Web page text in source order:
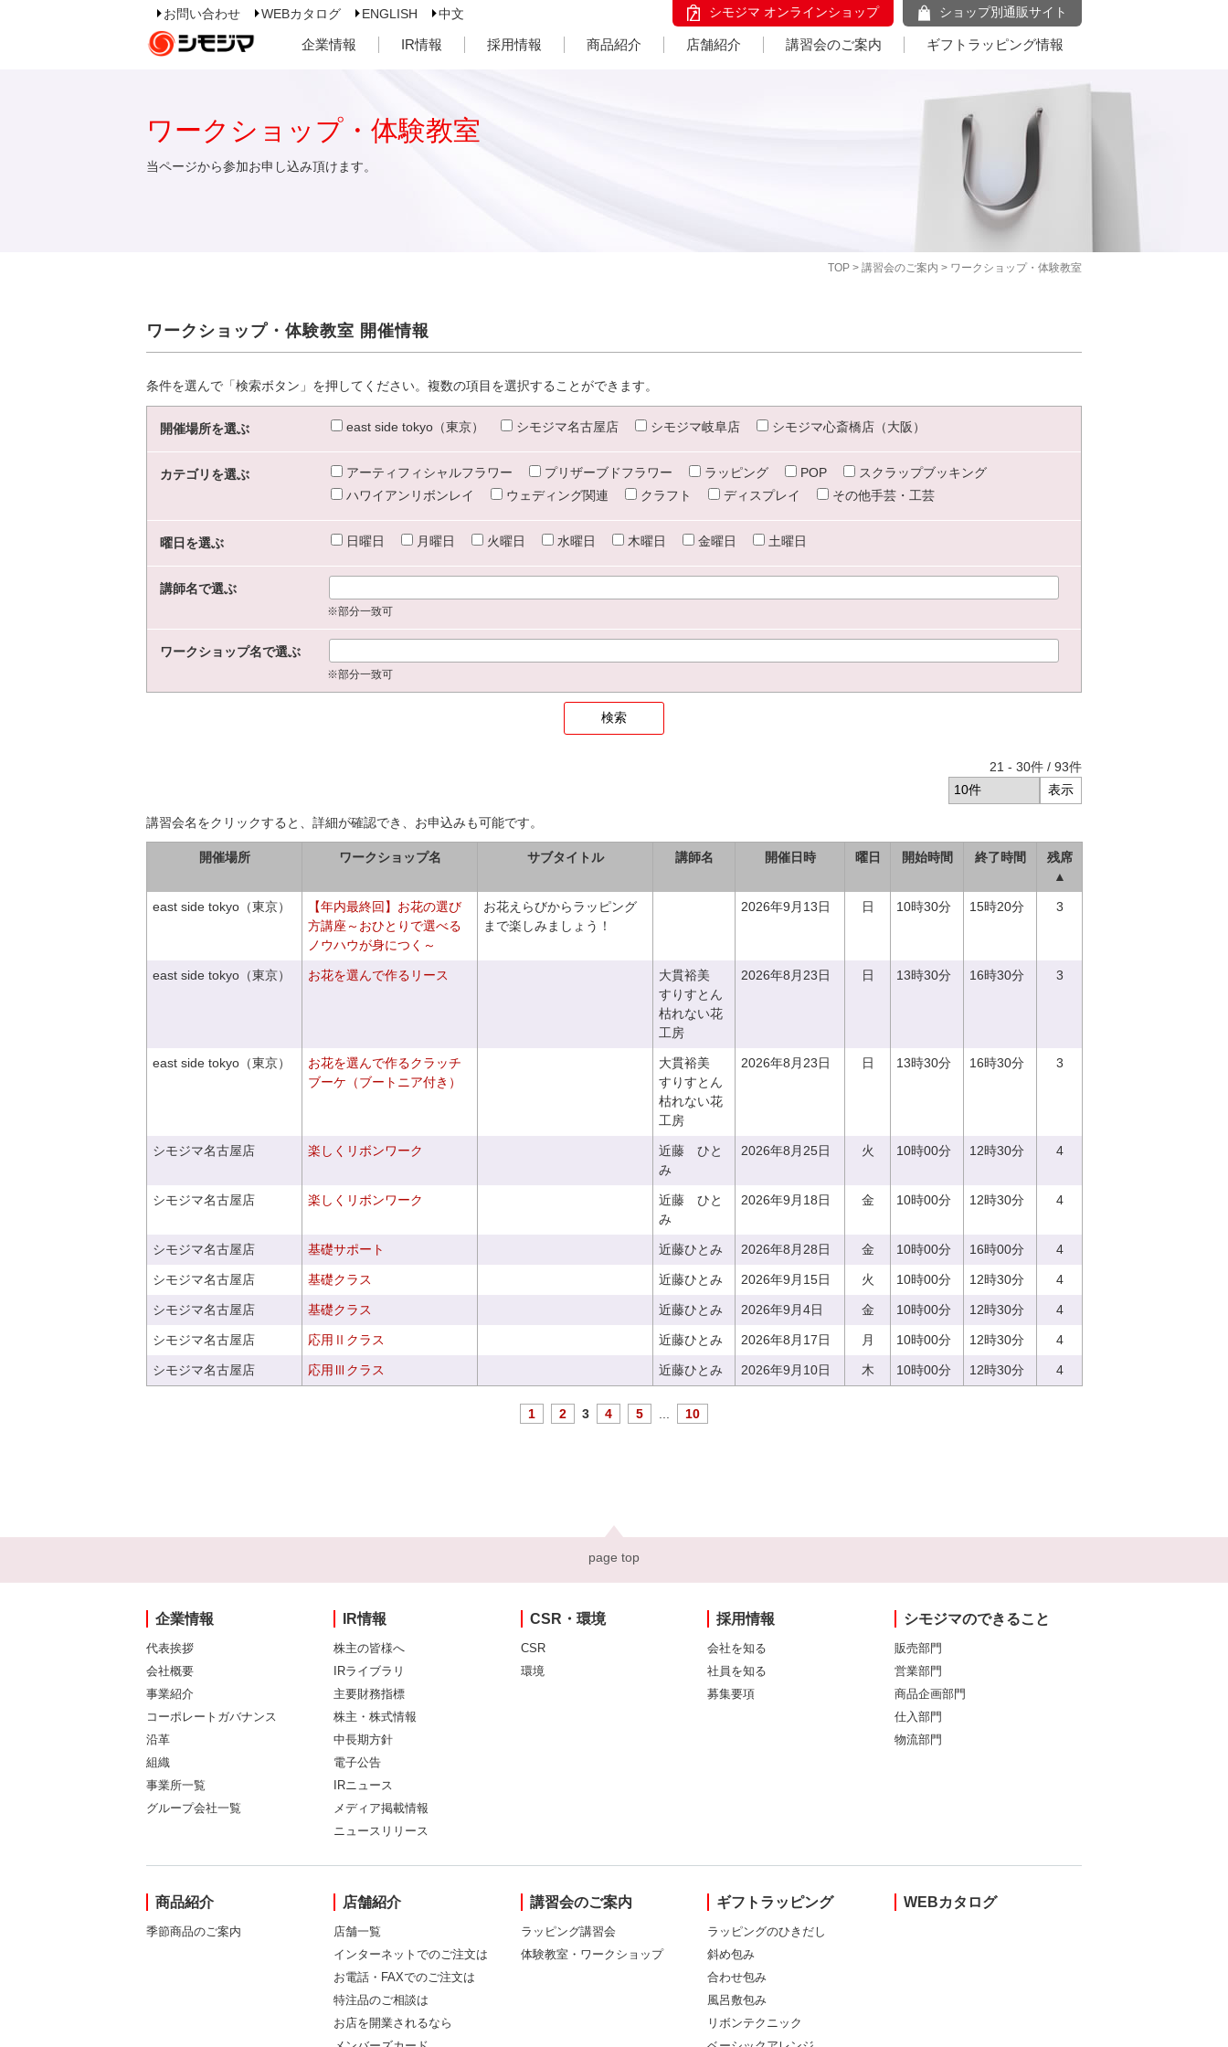
お問い合わせ WEBカタログ ENGLISH 中文 シモジマ オンラインショップ ショップ別通販サイト
企業情報 IR情報 採用情報 商品紹介 店舗紹介 講習会のご案内 ギフトラッピング情報
TOP > 講習会のご案内 > ワークショップ・体験教室
ワークショップ・体験教室
当ページから参加お申し込み頂けます。
ワークショップ・体験教室 開催情報
条件を選んで「検索ボタン」を押してください。複数の項目を選択することができます。
開催場所を選ぶ east side tokyo（東京） シモジマ名古屋店 シモジマ岐阜店 シモジマ心斎橋店（大阪）
カテゴリを選ぶ アーティフィシャルフラワー プリザーブドフラワー ラッピング POP
スクラップブッキング
ハワイアンリボンレイ
ウェディング関連 クラフト ディスプレイ その他手芸・工芸
曜日を選ぶ 日曜日 月曜日 火曜日 水曜日 木曜日 金曜日 土曜日
講師名で選ぶ
※部分一致可
ワークショップ名で選ぶ
※部分一致可
21 - 30件 / 93件
講習会名をクリックすると、詳細が確認でき、お申込みも可能です。
開催場所 ワークショップ名 サブタイトル 講師名 開催日時 曜日 開始時間 終了時間
残席
▲
east side tokyo（東京）
【年内最終回】お花の選び
方講座～おひとりで選べる
ノウハウが身につく～
お花えらびからラッピング
まで楽しみましょう！
2026年9月13日 日 10時30分 15時20分 3
east side tokyo（東京） お花を選んで作るリース
大貫裕美
すりすとん
枯れない花
工房
2026年8月23日 日 13時30分 16時30分 3
east side tokyo（東京）
お花を選んで作るクラッチ
ブーケ（ブートニア付き）
大貫裕美
すりすとん
枯れない花
工房
2026年8月23日 日 13時30分 16時30分 3
シモジマ名古屋店 楽しくリボンワーク
近藤 ひと
み
2026年8月25日 火 10時00分 12時30分 4
シモジマ名古屋店 楽しくリボンワーク
近藤 ひと
み
2026年9月18日 金 10時00分 12時30分 4
シモジマ名古屋店 基礎サポート 近藤ひとみ 2026年8月28日 金 10時00分 16時00分 4
シモジマ名古屋店 基礎クラス 近藤ひとみ 2026年9月15日 火 10時00分 12時30分 4
シモジマ名古屋店 基礎クラス 近藤ひとみ 2026年9月4日 金 10時00分 12時30分 4
シモジマ名古屋店 応用Ⅱクラス 近藤ひとみ 2026年8月17日 月 10時00分 12時30分 4
シモジマ名古屋店 応用Ⅲクラス 近藤ひとみ 2026年9月10日 木 10時00分 12時30分 4
1 2 3 4 5 10
page top
企業情報
代表挨拶
会社概要
事業紹介
コーポレートガバナンス
沿革
組織
事業所一覧
グループ会社一覧
IR情報
株主の皆様へ
IRライブラリ
主要財務指標
株主・株式情報
中長期方針
電子公告
IRニュース
メディア掲載情報
ニュースリリース
CSR・環境
CSR
環境
採用情報
会社を知る
社員を知る
募集要項
シモジマのできること
販売部門
営業部門
商品企画部門
仕入部門
物流部門
商品紹介
季節商品のご案内
店舗紹介
店舗一覧
インターネットでのご注文は
お電話・FAXでのご注文は
特注品のご相談は
お店を開業されるなら
講習会のご案内
ラッピング講習会
体験教室・ワークショップ
ギフトラッピング
ラッピングのひきだし
斜め包み
合わせ包み
風呂敷包み
リボンテクニック
WEBカタログ